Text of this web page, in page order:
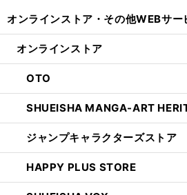
オンラインストア・ その他WEBサー
オンラインストア
OTO
SHUEISHA MANGA-ART
ジャンプキャラクターズストア
HAPPY PLUS STORE